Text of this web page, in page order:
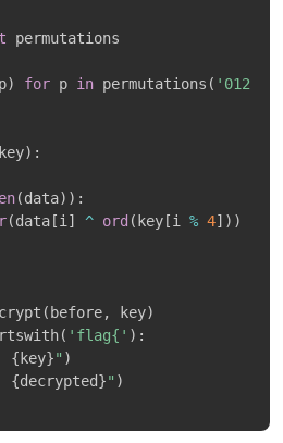
permutations
p) for p in permutations ( '012
) :
(data) ) :
(data [i ] ^ ord ( key [i % 4] ) )
( before, key)
( 'flag{' ) :
{ key}" )
{decrypted}" )